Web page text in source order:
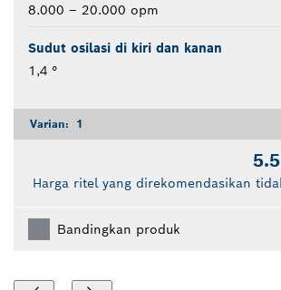
8.000 – 20.000 opm
Sudut osilasi di kiri dan kanan
1,4 °
Varian: 1
Harga ritel yang direkomendasikan
Bandingkan produk